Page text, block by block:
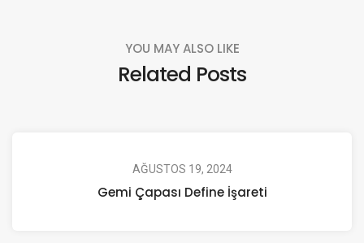
YOU MAY ALSO LIKE
Related Posts
AĞUSTOS 19, 2024
Gemi Çapası Define İşareti